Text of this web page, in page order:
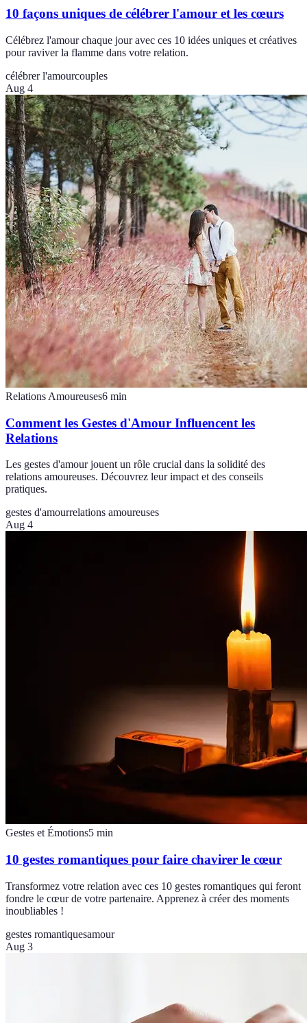
10 façons uniques de célébrer l'amour et les cœurs
Célébrez l'amour chaque jour avec ces 10 idées uniques et créatives
pour raviver la flamme dans votre relation.
célébrer l'amourcouples
Aug 4
Relations Amoureuses6 min
Comment les Gestes d'Amour Influencent les
Relations
Les gestes d'amour jouent un rôle crucial dans la solidité des
relations amoureuses. Découvrez leur impact et des conseils
pratiques.
gestes d'amourrelations amoureuses
Aug 4
Gestes et Émotions5 min
10 gestes romantiques pour faire chavirer le cœur
Transformez votre relation avec ces 10 gestes romantiques qui feront
fondre le cœur de votre partenaire. Apprenez à créer des moments
inoubliables !
gestes romantiquesamour
Aug 3